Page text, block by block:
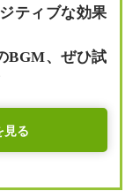
ティブな効果
BGM、ぜひ試
見る